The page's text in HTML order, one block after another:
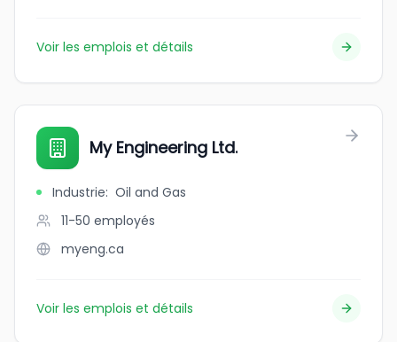
Voir les emplois et détails
My Engineering Ltd.
Industrie: Oil and Gas
11-50 employés
myeng.ca
Voir les emplois et détails